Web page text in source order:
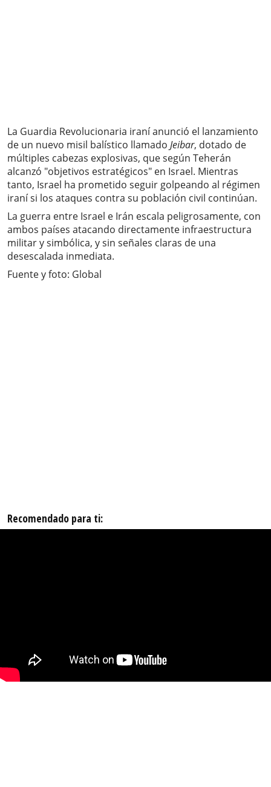
La Guardia Revolucionaria iraní anunció el lanzamiento
de un nuevo misil balístico llamado Jeibar, dotado de
múltiples cabezas explosivas, que según Teherán
alcanzó "objetivos estratégicos" en Israel. Mientras
tanto, Israel ha prometido seguir golpeando al régimen
iraní si los ataques contra su población civil continúan.
La guerra entre Israel e Irán escala peligrosamente, con
ambos países atacando directamente infraestructura
militar y simbólica, y sin señales claras de una
desescalada inmediata.
Fuente y foto: Global
Recomendado para ti: